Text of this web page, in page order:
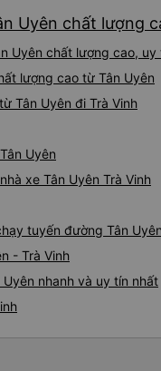
Uyên chất lượng
Uyên chất lượng cao,
lượng cao từ Tân Uyên
Tân Uyên đi Trà Vinh
Uyên
xe Tân Uyên Trà Vinh
tuyến đường Tân
- Trà Vinh
nhanh và uy tín nhất